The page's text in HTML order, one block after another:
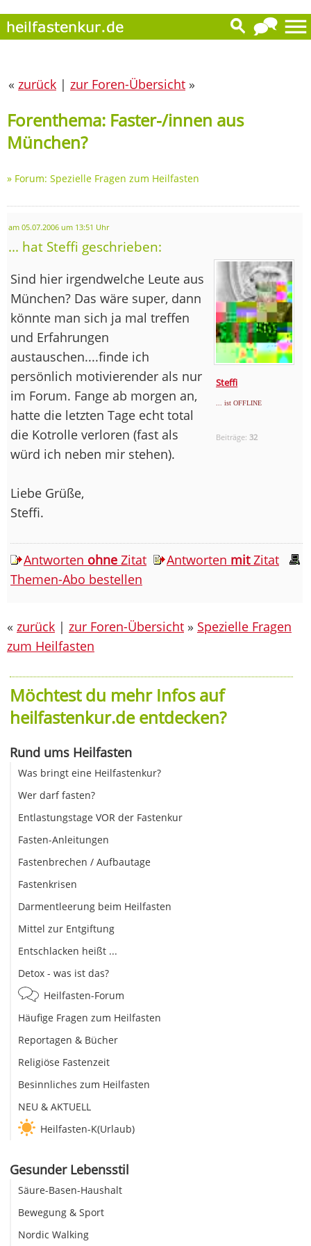
« zurück | zur Foren-Übersicht »
Forenthema: Faster-/innen aus
München?
» Forum: Spezielle Fragen zum Heilfasten
am 05.07.2006 um 13:51 Uhr
... hat Steffi geschrieben:
Steffi
... ist OFFLINE
Beiträge:32
Sind hier irgendwelche Leute aus
München? Das wäre super, dann
könnte man sich ja mal treffen
und Erfahrungen
austauschen....finde ich
persönlich motivierender als nur
im Forum. Fange ab morgen an,
hatte die letzten Tage echt total
die Kotrolle verloren (fast als
würd ich neben mir stehen).
Liebe Grüße,
Steffi.
Antworten ohne Zitat Antworten mitZitat
Themen-Abo bestellen
« zurück | zur Foren-Übersicht » Spezielle Fragen
zum Heilfasten
Möchtest du mehr Infos auf
heilfastenkur.de entdecken?
Rund ums Heilfasten
Was bringt eine Heilfastenkur?
Wer darf fasten?
Entlastungstage VOR der Fastenkur
Fasten-Anleitungen
Fastenbrechen / Aufbautage
Fastenkrisen
Darmentleerung beim Heilfasten
Mittel zur Entgiftung
Entschlacken heißt ...
Detox - was ist das?
Heilfasten-Forum
Häufige Fragen zum Heilfasten
Reportagen & Bücher
Religiöse Fastenzeit
Besinnliches zum Heilfasten
NEU & AKTUELL
Heilfasten-K(Urlaub)
Gesunder Lebensstil
Säure-Basen-Haushalt
Bewegung & Sport
Nordic Walking